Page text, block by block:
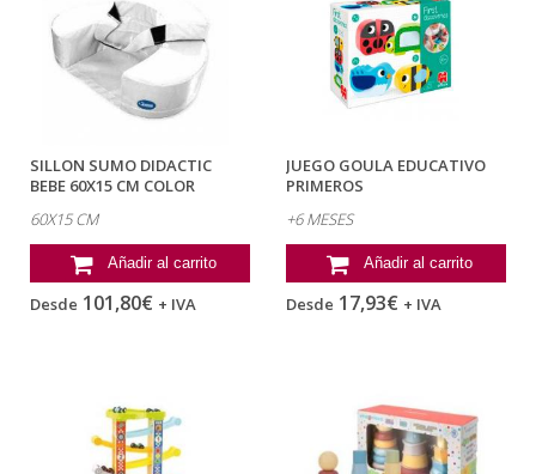
SILLON SUMO DIDACTIC
BEBE 60X15 CM COLOR
60X15 CM
Añadir al carrito
Desde 101,80€ + IVA
JUEGO GOULA EDUCATIVO
PRIMEROS
MESES
+6 MESES
Añadir al carrito
Desde 17,93€ + IVA